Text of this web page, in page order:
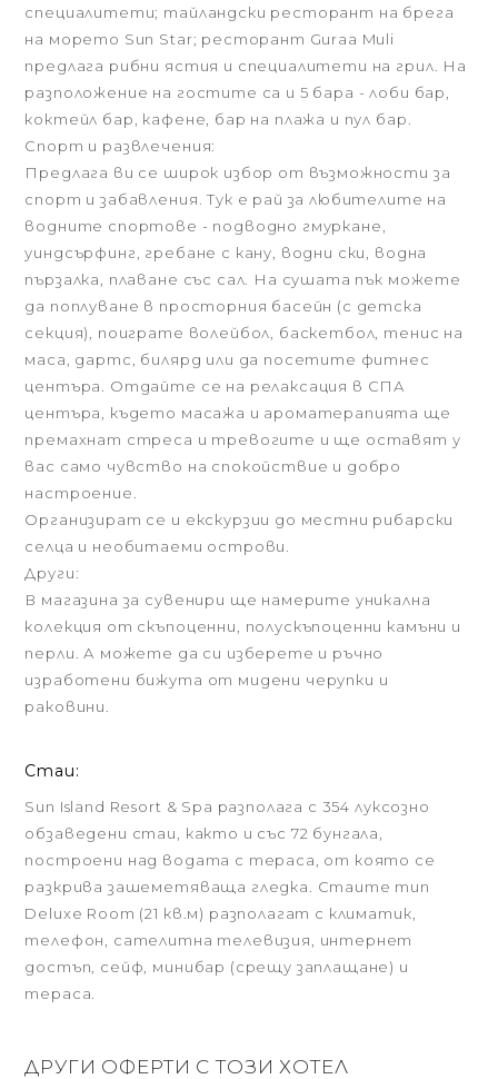
специалитети; тайландски ресторант на брега
на морето Sun Star; ресторант Guraa Muli
предлага рибни ястия и специалитети на грил. На
разположение на гостите са и 5 бара - лоби бар,
коктейл бар, кафене, бар на плажа и пул бар.
Спорт и развлечения:
Предлага ви се широк избор от възможности за
спорт и забавления. Тук е рай за любителите на
водните спортове - подводно гмуркане,
уиндсърфинг, гребане с кану, водни ски, водна
пързалка, плаване със сал. На сушата пък можете
да поплуване в просторния басейн (с детска
секция), поиграте волейбол, баскетбол, тенис на
маса, дартс, билярд или да посетите фитнес
центъра. Отдайте се на релаксация в СПА
центъра, където масажа и ароматерапията ще
премахнат стреса и тревогите и ще оставят у
вас само чувство на спокойствие и добро
настроение.
Организират се и екскурзии до местни рибарски
селца и необитаеми острови.
Други:
В магазина за сувенири ще намерите уникална
колекция от скъпоценни, полускъпоценни камъни и
перли. А можете да си изберете и ръчно
изработени бижута от мидени черупки и
раковини.
Стаи:
Sun Island Resort & Spa разполага с 354 луксозно
обзаведени стаи, както и със 72 бунгала,
построени над водата с тераса, от която се
разкрива зашеметяваща гледка. Стаите тип
Deluxe Room (21 кв.м) разполагат с климатик,
телефон, сателитна телевизия, интернет
достъп, сейф, минибар (срещу заплащане) и
тераса.
ДРУГИ ОФЕРТИ С ТОЗИ ХОТЕЛ